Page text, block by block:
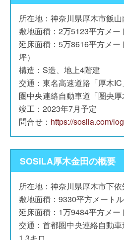
所在地：神奈川県厚木市飯山
敷地面積：2万5123平方メー
延床面積：5万8616平方メー
坪）
構造：S造、地上4階建
交通：東名高速道路「厚木
圏中央連絡自動車道「圏央
竣工：2023年7月予定
問合せ： https://sosila.com/
SOSiLA厚木金田の概要
所在地：神奈川県厚木市下依
敷地面積：9330平方メートル
延床面積：1万9484平方メー
交通：首都圏中央連絡自動
1.3キロ